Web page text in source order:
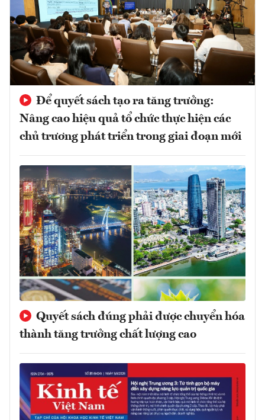
Để quyết sách tạo ra tăng trưởng:
Nâng cao hiệu quả tổ chức thực hiện các
chủ trương phát triển trong giai đoạn mới
Quyết sách đúng phải được chuyển hóa
thành tăng trưởng chất lượng cao